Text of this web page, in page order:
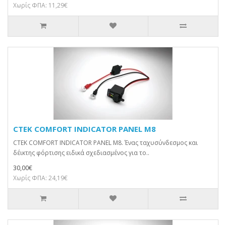
Χωρίς ΦΠΑ: 11,29€
CTEK COMFORT INDICATOR PANEL M8
CTEK COMFORT INDICATOR PANEL M8. Ένας ταχυσύνδεσμος και
δέικτης φόρτισης ειδικά σχεδιασμένος για το..
30,00€
Χωρίς ΦΠΑ: 24,19€